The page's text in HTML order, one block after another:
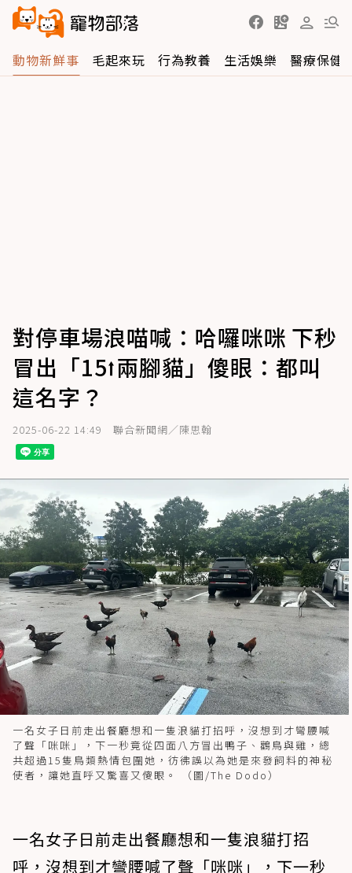
動物新鮮事 毛起來玩 行為教養 生活娛樂 醫療保健
對停車場浪喵喊：哈囉咪咪 下秒
冒出「15⭡兩腳貓」傻眼：都叫
這名字？
2025-06-22 14:49 聯合新聞網／陳思翰
一名女子日前走出餐廳想和一隻浪貓打招呼，沒想到才彎腰喊
了聲「咪咪」，下一秒竟從四面八方冒出鴨子、鸛鳥與雞，總
共超過15隻鳥類熱情包圍她，彷彿誤以為她是來發飼料的神秘
使者，讓她直呼又驚喜又傻眼。 （圖/The Dodo）
一名女子日前走出餐廳想和一隻浪貓打招
呼，沒想到才彎腰喊了聲「咪咪」，下一秒